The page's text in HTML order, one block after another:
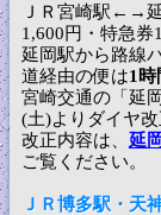
ＪＲ宮崎駅←→
1,600円・特急
延岡駅から路線
道経由の便は1時
宮崎交通の「延
(土)よりダイヤ改
改正内容は、 延
ご覧ください。
ＪＲ博多駅・天